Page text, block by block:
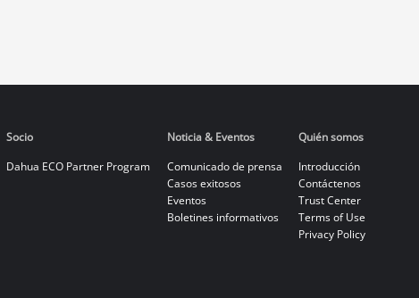
Socio
Dahua ECO Partner Program
Noticia & Eventos
Comunicado de prensa
Casos exitosos
Eventos
Boletines informativos
Quién somos
Introducción
Contáctenos
Trust Center
Terms of Use
Privacy Policy